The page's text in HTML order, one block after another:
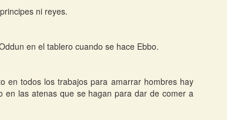
ni reyes.
en el tablero cuando se hace Ebbo.
en todos los trabajos para amarrar hombres hay
las atenas que se hagan para dar de comer a